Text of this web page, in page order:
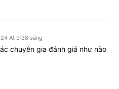
At 9:38 sáng
chuyên gia đánh giá như nào